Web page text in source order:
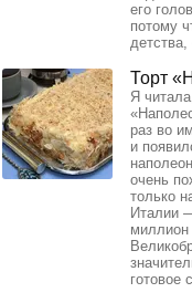
его
потому
детства,
Торт
Я
раз во
и
очень
только
Италии
готовое